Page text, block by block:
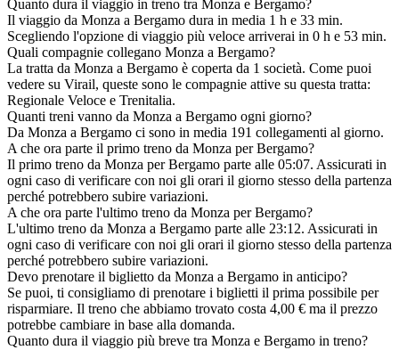
Quanto dura il viaggio in treno tra Monza e Bergamo?
Il viaggio da Monza a Bergamo dura in media 1 h e 33 min.
Scegliendo l'opzione di viaggio più veloce arriverai in 0 h e 53 min.
Quali compagnie collegano Monza a Bergamo?
La tratta da Monza a Bergamo è coperta da 1 società. Come puoi
vedere su Virail, queste sono le compagnie attive su questa tratta:
Regionale Veloce e Trenitalia.
Quanti treni vanno da Monza a Bergamo ogni giorno?
Da Monza a Bergamo ci sono in media 191 collegamenti al giorno.
A che ora parte il primo treno da Monza per Bergamo?
Il primo treno da Monza per Bergamo parte alle 05:07. Assicurati in
ogni caso di verificare con noi gli orari il giorno stesso della partenza
perché potrebbero subire variazioni.
A che ora parte l'ultimo treno da Monza per Bergamo?
L'ultimo treno da Monza a Bergamo parte alle 23:12. Assicurati in
ogni caso di verificare con noi gli orari il giorno stesso della partenza
perché potrebbero subire variazioni.
Devo prenotare il biglietto da Monza a Bergamo in anticipo?
Se puoi, ti consigliamo di prenotare i biglietti il prima possibile per
risparmiare. Il treno che abbiamo trovato costa 4,00 € ma il prezzo
potrebbe cambiare in base alla domanda.
Quanto dura il viaggio più breve tra Monza e Bergamo in treno?